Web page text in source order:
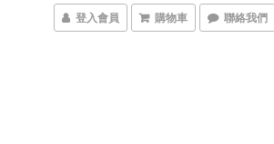
登入會員 購物車 聯絡我們